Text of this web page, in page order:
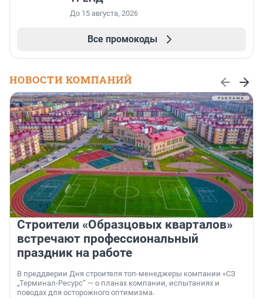
До 15 августа, 2026
Все промокоды
НОВОСТИ КОМПАНИЙ
Строители «Образцовых кварталов»
встречают профессиональный
праздник на работе
В преддверии Дня строителя топ-менеджеры компании «СЗ
„Терминал-Ресурс“ — о планах компании, испытаниях и
поводах для осторожного оптимизма.